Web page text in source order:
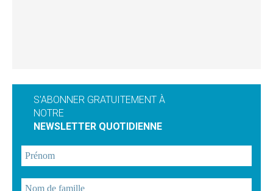
S'ABONNER GRATUITEMENT À
NOTRE
NEWSLETTER QUOTIDIENNE